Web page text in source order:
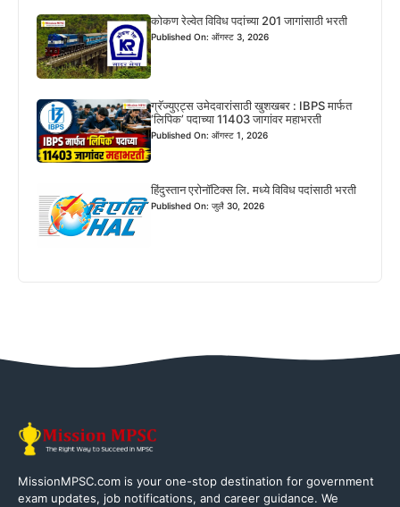
कोकण रेल्वेत विविध पदांच्या 201 जागांसाठी भरती
Published On: ऑगस्ट 3, 2026
ग्रॅज्युएट्स उमेदवारांसाठी खुशखबर : IBPS मार्फत
‘लिपिक’ पदाच्या 11403 जागांवर महाभरती
Published On: ऑगस्ट 1, 2026
हिंदुस्तान एरोनॉटिक्स लि. मध्ये विविध पदांसाठी भरती
Published On: जुलै 30, 2026
MissionMPSC.com is your one-stop destination for government
exam updates, job notifications, and career guidance. We